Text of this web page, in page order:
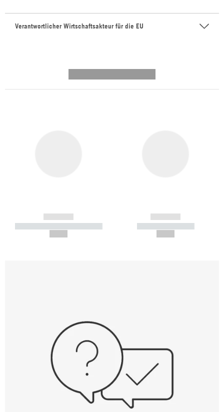
Verantwortlicher Wirtschaftsakteur für die EU
------------
----------- ----------- -----------
------------
----------- -----------